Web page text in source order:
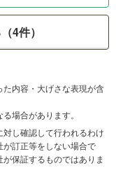
4件）
内容・大げさな表現が含
場合があります。
し確認して行われるわけ
訂正等をしない場合で
保証するものではありま